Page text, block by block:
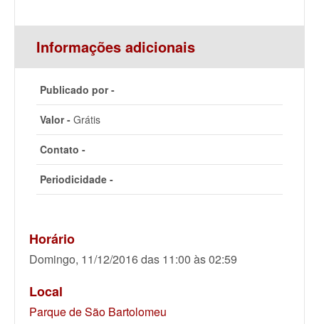
Informações adicionais
Publicado por -
Valor - Grátis
Contato -
Periodicidade -
Horário
Domingo, 11/12/2016 das 11:00 às 02:59
Local
Parque de São Bartolomeu